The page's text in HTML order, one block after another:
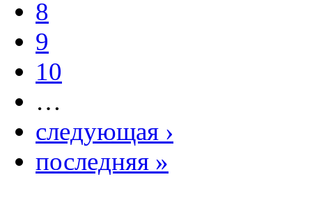
8
9
10
…
следующая ›
последняя »